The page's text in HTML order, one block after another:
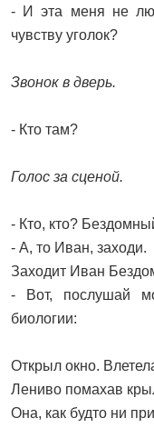
- И эта меня не
чувству уголок?
Звонок в дверь.
- Кто там?
Голос за сценой.
- Кто, кто?
- А, то Иван, заходи.
Заходит Иван
- Вот, послушай
биологии:
Открыл окно.
Лениво помахав
Она, как будто ни